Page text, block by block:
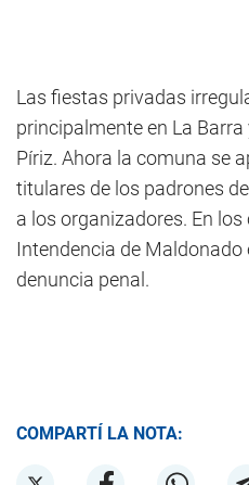
Las fiestas privadas
principalmente en La
Píriz. Ahora la comuna se
titulares de los padrones
a los organizadores. En
Intendencia de Maldonado
denuncia penal.
COMPARTÍ LA NOTA: